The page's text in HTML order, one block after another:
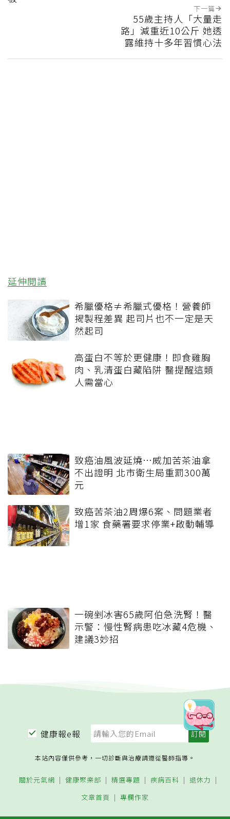
下一篇
55歲主持人「大量走
路」減重近10公斤 她透
露維持十多年習慣心法
延伸閱讀
希臘優格≠希臘式優格！營養師
揭製程差異 起司片也不一定是天
然起司
高蛋白不等於更健康！即食雞胸
肉、乳清蛋白藏陷阱 醫提醒這類
人需當心
致癌油風波延燒…威加苦茶油拿
不出證明 北市衛生局重罰300萬
元
致癌苦茶油2周爆6案、問題業者
增1家 食藥署要求停業+啟動輔導
一碗剉冰害65歲阿伯急洗腎！醫
示警：慢性腎病患吃冰藏4危機、
建議3妙招
健康報e報
本站內容僅供參考，一切診斷與治療請遵從醫師指導。
關於元氣網 健康聚樂部 精選專題 疾病百科
退休力
文章首頁
專欄作家